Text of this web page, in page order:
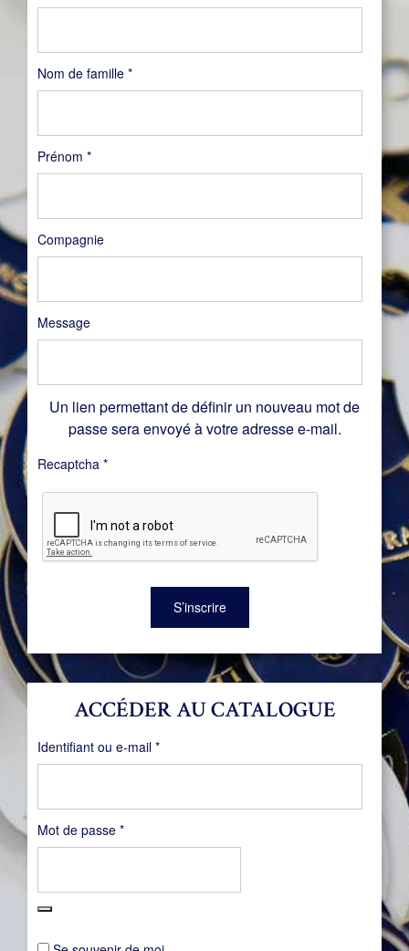
ACCÉDER AU CATALOGUE
Identifiant ou e-mail *Obligatoire
Mot de passe *Obligatoire
Nom de famille *
Prénom *
Compagnie
Message
Un lien permettant de définir un nouveau mot de
passe sera envoyé à votre adresse e-mail.
Recaptcha *
S’inscrire